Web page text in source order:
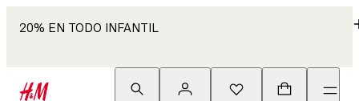
20% EN TODO INFANTIL